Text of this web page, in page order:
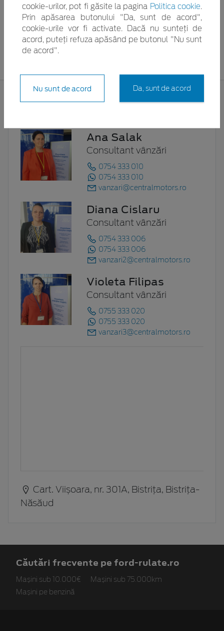
Bistrița
DETALII MAȘINĂ
Contact locație Bistrița
Ana Salak
Consultant vânzări
0754 333 010
0754 333 010
vanzari@centralmotors.ro
Diana Cislaru
Consultant vânzări
0754 333 006
0754 333 006
vanzari2@centralmotors.ro
Violeta Filipas
Consultant vânzări
0755 333 020
0755 333 020
vanzari3@centralmotors.ro
Cart. Viișoara, nr. 301A, Bistrița, Bistrița-
Năsăud
Căutări frecvente pe ford-rulate.ro
Mașini sub 10.000€
Mașini sub 75.000km
Mașini pe benzină
cookie-urilor, pot fi găsite la pagina Politica cookie.
Prin apăsarea butonului "Da, sunt de acord",
cookie-urile vor fi activate. Dacă nu sunteți de
acord, puteți refuza apăsând pe butonul "Nu sunt
de acord".
Nu sunt de acord Da, sunt de acord